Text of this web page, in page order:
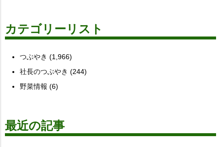
カテゴリーリスト
つぶやき (1,966)
社長のつぶやき (244)
野菜情報 (6)
最近の記事